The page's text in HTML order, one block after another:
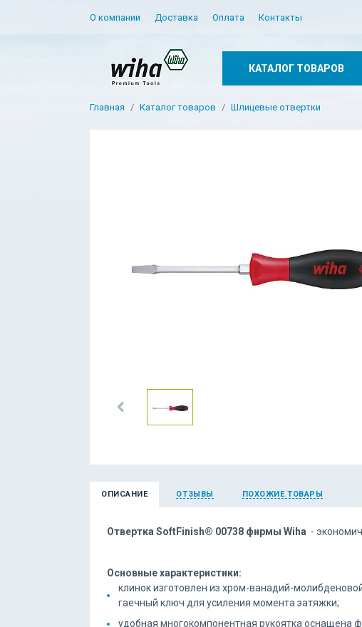
О компании Доставка Оплата Контакты
КАТАЛОГ ТОВАРОВ
Главная Каталог товаров Шлицевые отвертки
ОПИСАНИЕ ОТЗЫВЫ ПОХОЖИЕ ТОВАРЫ
Отвертка SoftFinish® 00738 фирмы Wiha -
Основные характеристики:
клинок изготовлен из хром-ванадий-
гаечный ключ для усиления момента затяжки;
удобная многокомпонентная рукоятка оснащена